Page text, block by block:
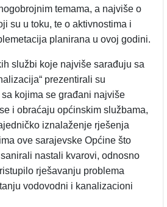
temama, a najviše o
su u toku, te o aktivnostima i
planirana u ovoj godini.
službi koje najviše sarađuju sa
prezentirali su
kojima se građani najviše
i obraćaju općinskim službama,
iznalaženje rješenja
ove sarajevske Općine što
nastali kvarovi, odnosno
rješavanju problema
vodovodni i kanalizacioni